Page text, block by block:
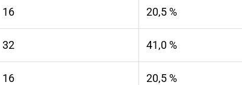
16 20,5 %
32 41,0 %
16 20,5 %